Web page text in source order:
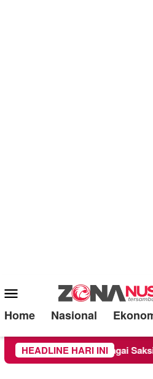
Mobile
Menu
Home Nasional
HEADLINE HARI INI
Sebagai Saksi Kasus